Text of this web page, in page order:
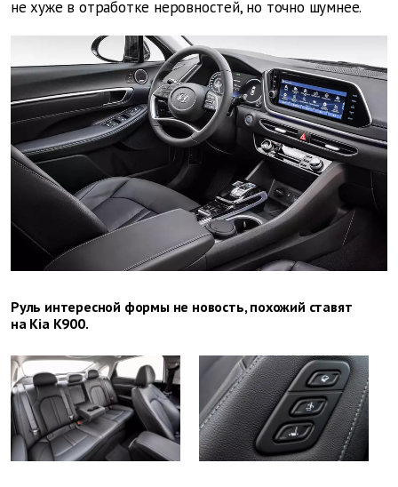
не хуже в отработке неровностей, но точно шумнее.
Руль интересной формы не новость, похожий ставят
на Kia K900.